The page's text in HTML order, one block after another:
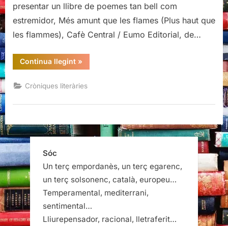
presentar un llibre de poemes tan bell com
estremidor, Més amunt que les flames (Plus haut que
les flammes), Cafè Central / Eumo Editorial, de…
Continua llegint“Presentació
de
amunt
que
flames,
Dupré”
»
Cròniques literàries
Sóc
Un terç empordanès, un terç egarenc,
un terç solsonenc, català, europeu…
Temperamental, mediterrani,
sentimental…
Lliurepensador, racional, lletraferit…